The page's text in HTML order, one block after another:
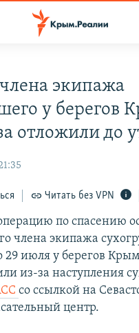
КРЫМА. 11 ИСТОРИЙ
ВЕСТИ
БЛОКИРОВКУ
экипажа
у берегов
отложили до
Читать без VPN
по спасению
члена экипажа
29 июля у берегов
из-за наступления
со ссылкой на
центр.